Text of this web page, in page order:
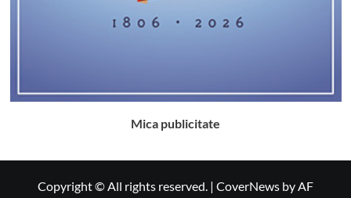
Mica publicitate
Copyright © All rights reserved. | CoverNews by AF